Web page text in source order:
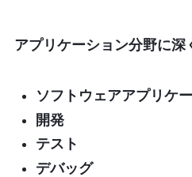
アプリケーション分野に深
ソフトウェアアプリケ
開発
テスト
デバッグ